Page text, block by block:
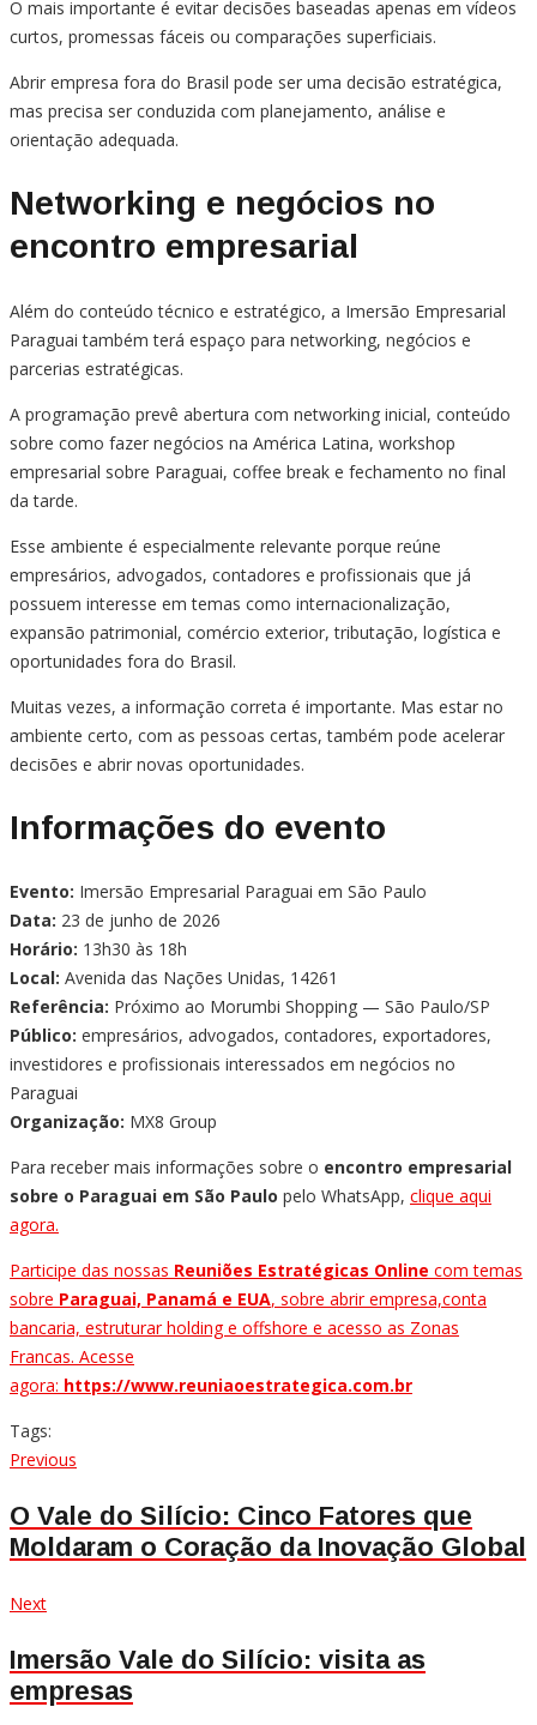
O mais importante é evitar decisões baseadas apenas em vídeos
curtos, promessas fáceis ou comparações superficiais.
Abrir empresa fora do Brasil pode ser uma decisão estratégica,
mas precisa ser conduzida com planejamento, análise e
orientação adequada.
Networking e negócios no
encontro empresarial
Além do conteúdo técnico e estratégico, a Imersão Empresarial
Paraguai também terá espaço para networking, negócios e
parcerias estratégicas.
A programação prevê abertura com networking inicial, conteúdo
sobre como fazer negócios na América Latina, workshop
empresarial sobre Paraguai, coffee break e fechamento no final
da tarde.
Esse ambiente é especialmente relevante porque reúne
empresários, advogados, contadores e profissionais que já
possuem interesse em temas como internacionalização,
expansão patrimonial, comércio exterior, tributação, logística e
oportunidades fora do Brasil.
Muitas vezes, a informação correta é importante. Mas estar no
ambiente certo, com as pessoas certas, também pode acelerar
decisões e abrir novas oportunidades.
Informações do evento
Evento: Imersão Empresarial Paraguai em São Paulo
Data: 23 de junho de 2026
Horário: 13h30 às 18h
Local: Avenida das Nações Unidas, 14261
Referência: Próximo ao Morumbi Shopping — São Paulo/SP
Público: empresários, advogados, contadores, exportadores,
investidores e profissionais interessados em negócios no
Paraguai
Organização: MX8 Group
Para receber mais informações sobre o encontro empresarial
sobre o Paraguai em São Paulo pelo WhatsApp, clique aqui
agora.
Participe das nossas Reuniões Estratégicas Online com temas
sobre Paraguai, Panamá e EUA, sobre abrir empresa,conta
bancaria, estruturar holding e offshore e acesso as Zonas
Francas. Acesse
agora: https://www.reuniaoestrategica.com.br
Tags:
Navegação
de
Post
Previous
O Vale do Silício: Cinco Fatores que
Moldaram o Coração da Inovação Global
NextNext
Imersão Vale do Silício: visita as
empresas